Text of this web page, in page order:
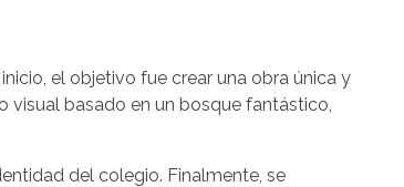
el objetivo fue crear una obra única y
visual basado en un bosque fantástico,
del colegio. Finalmente, se